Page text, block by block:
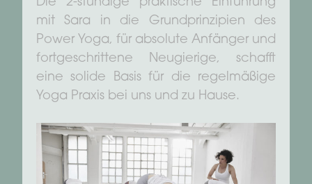
Die 2-stündige praktische Einführung
mit Sara in die Grundprinzipien des
Power Yoga, für absolute Anfänger und
fortgeschrittene Neugierige, schafft
eine solide Basis für die regelmäßige
Yoga Praxis bei uns und zu Hause.